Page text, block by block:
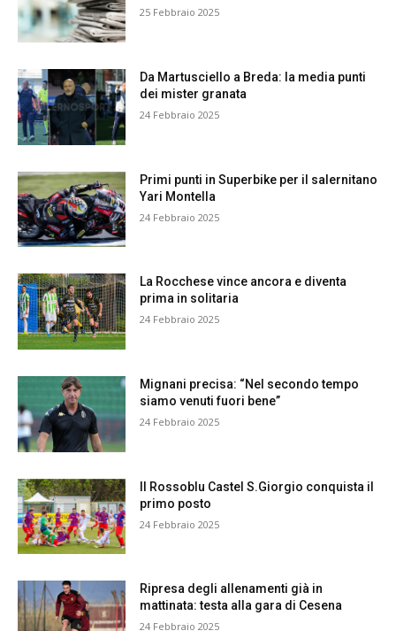
25 Febbraio 2025
Da Martusciello a Breda: la media punti
dei mister granata
24 Febbraio 2025
Primi punti in Superbike per il salernitano
Yari Montella
24 Febbraio 2025
La Rocchese vince ancora e diventa
prima in solitaria
24 Febbraio 2025
Mignani precisa: “Nel secondo tempo
siamo venuti fuori bene”
24 Febbraio 2025
Il Rossoblu Castel S.Giorgio conquista il
primo posto
24 Febbraio 2025
Ripresa degli allenamenti già in
mattinata: testa alla gara di Cesena
24 Febbraio 2025